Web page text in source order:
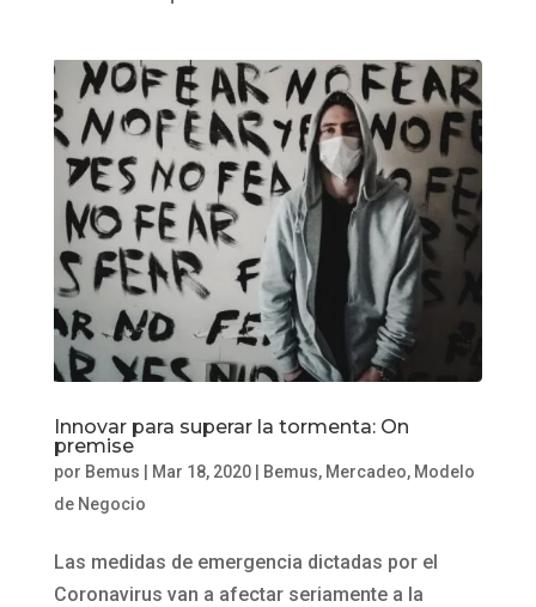
Innovar para superar la tormenta: On
premise
por Bemus | Mar 18, 2020| Bemus, Mercadeo, Modelo
de Negocio
Las medidas de emergencia dictadas por el
Coronavirus van a afectar seriamente a la